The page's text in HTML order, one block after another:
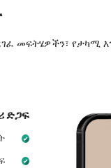
የታካሚ
ድጋፍ